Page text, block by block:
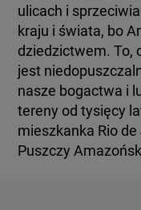
ulicach i
kraju i świata, bo
dziedzictwem. To,
jest
nasze bogactwa i
tereny od tysięcy
mieszkanka Rio
Puszczy